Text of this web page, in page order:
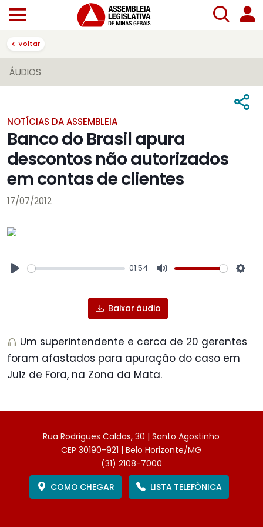
Voltar
ÁUDIOS
NOTÍCIAS DA ASSEMBLEIA
Banco do Brasil apura
descontos não autorizados
em contas de clientes
17/07/2012
01:54
Baixar áudio
Um superintendente e cerca de 20 gerentes
foram afastados para apuração do caso em
Juiz de Fora, na Zona da Mata.
Rua Rodrigues Caldas, 30 | Santo Agostinho
CEP 30190-921 | Belo Horizonte/MG
(31) 2108-7000
COMO CHEGAR
LISTA TELEFÔNICA